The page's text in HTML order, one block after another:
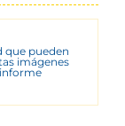
que pueden
imágenes